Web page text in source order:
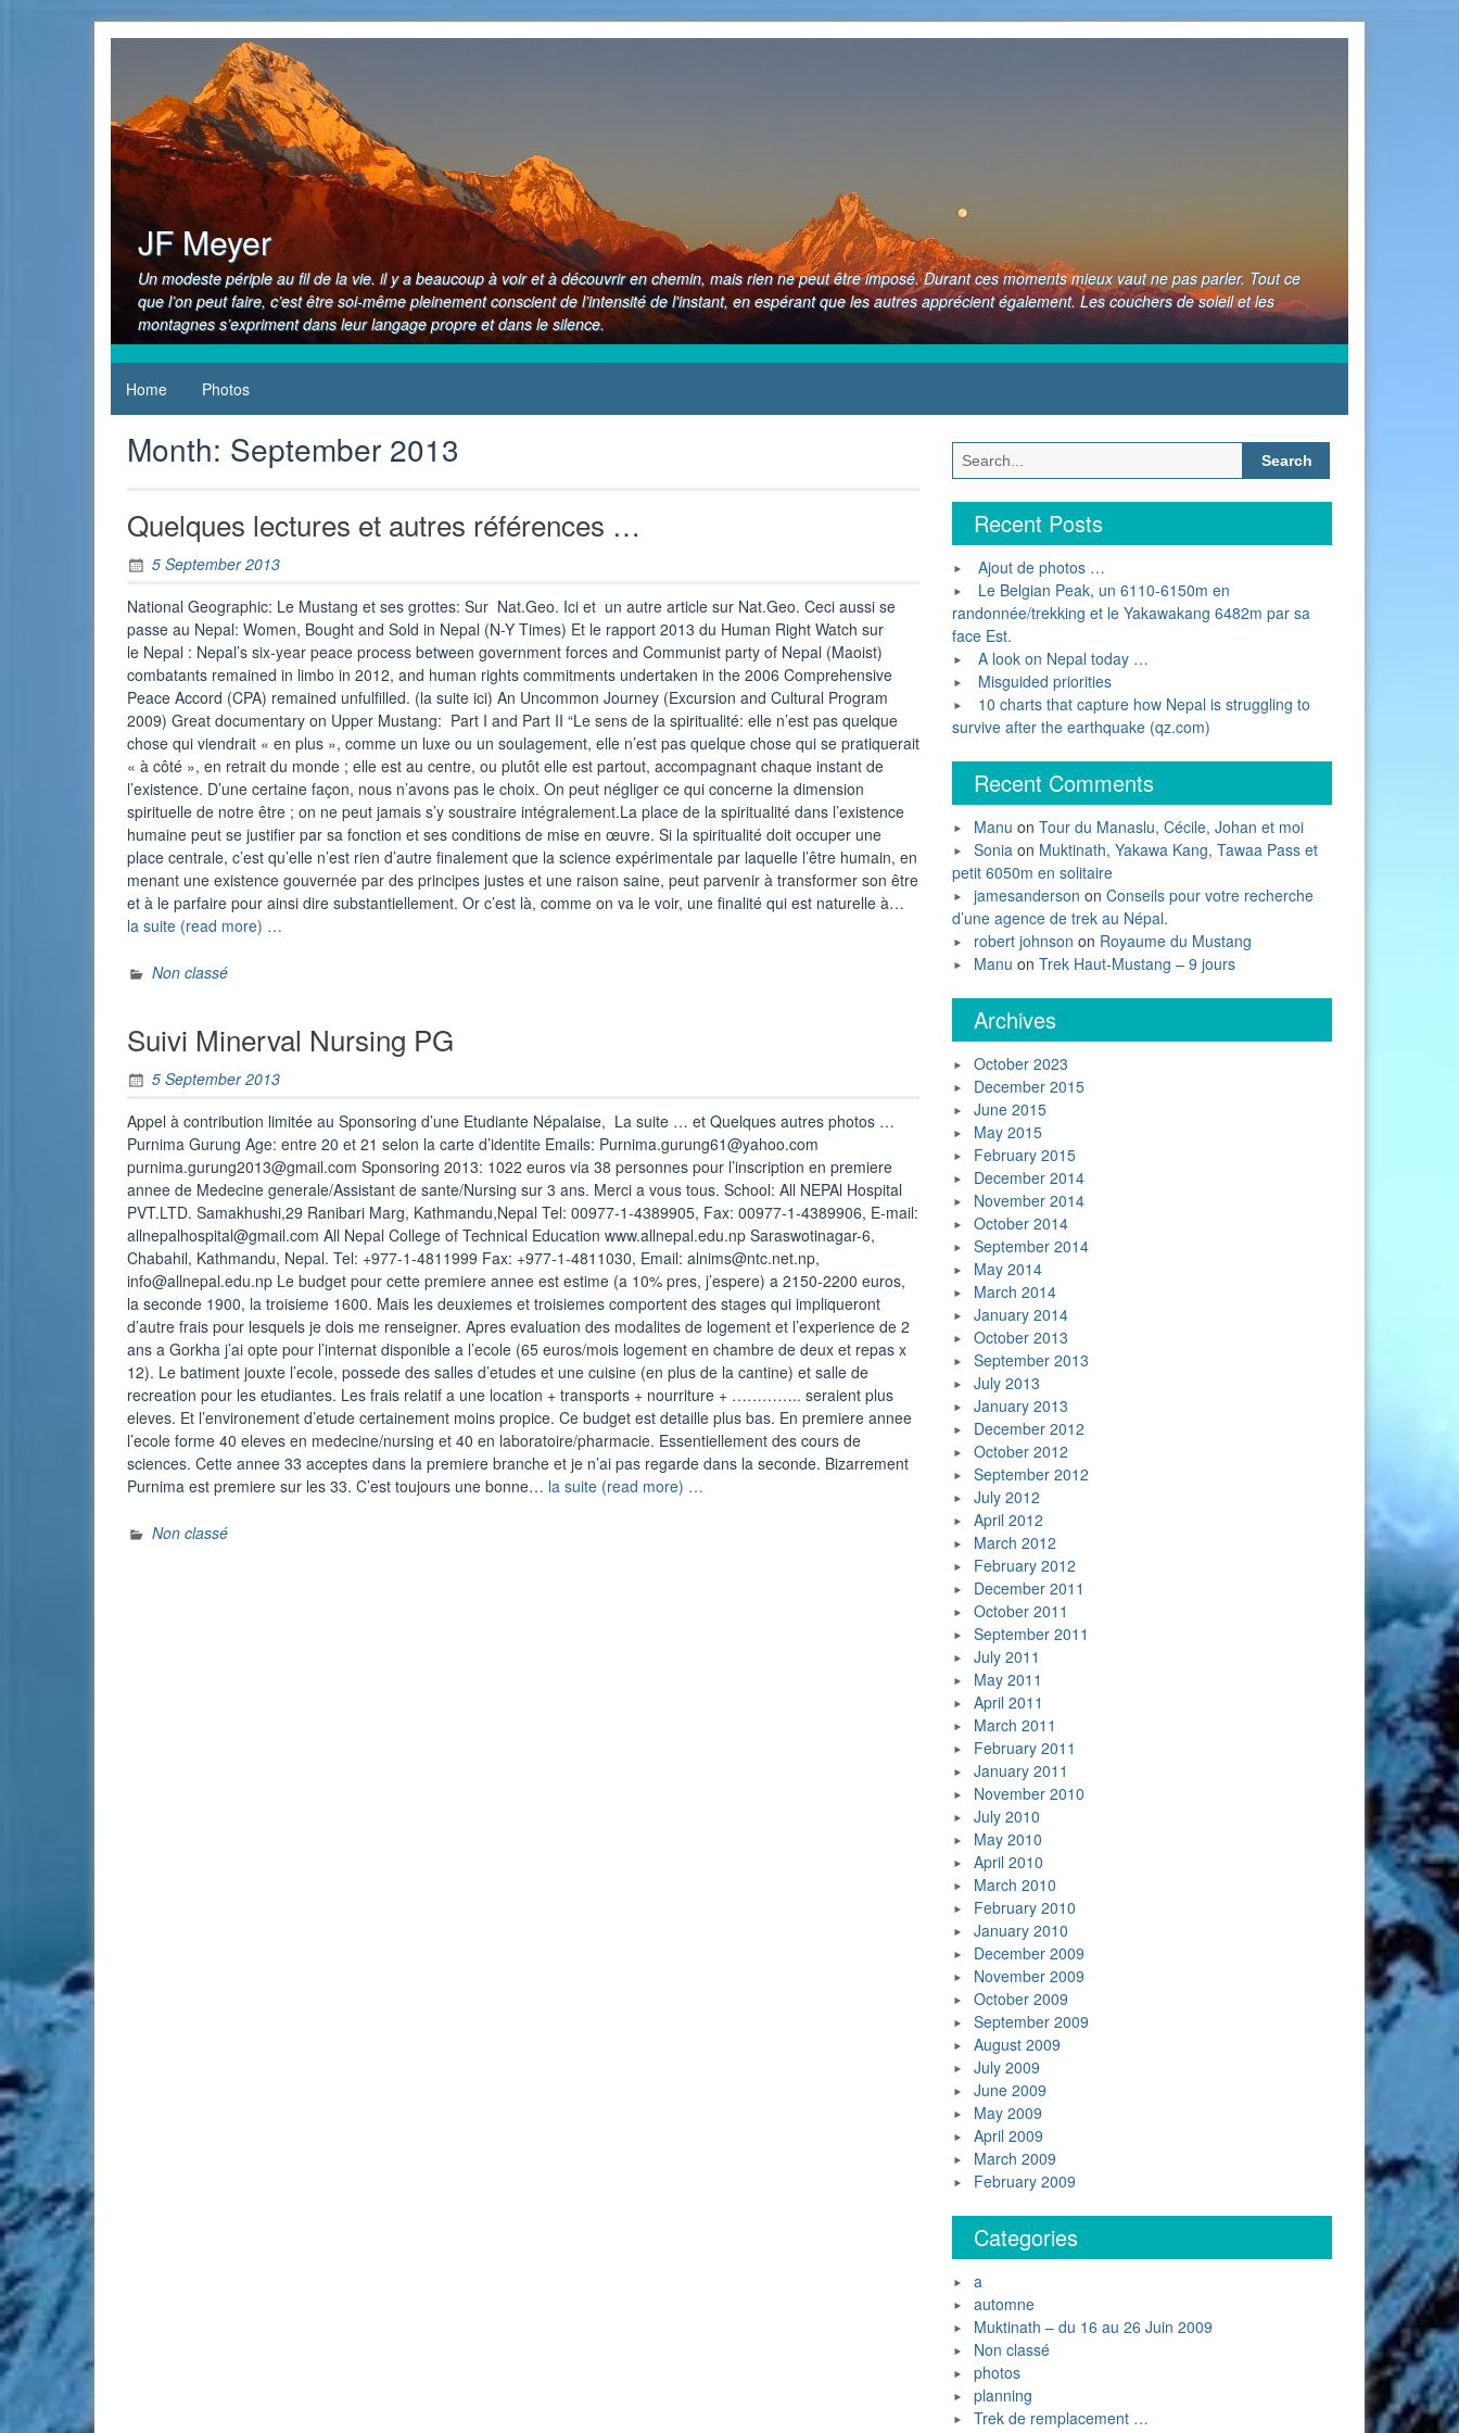
JF Meyer
Un modeste périple au fil de la vie. il y a beaucoup à voir et à découvrir en chemin, mais rien ne peut être imposé. Durant ces moments mieux vaut ne pas parler. Tout ce
que l’on peut faire, c’est être soi-même pleinement conscient de l’intensité de l'instant, en espérant que les autres apprécient également. Les couchers de soleil et les
montagnes s’expriment dans leur langage propre et dans le silence.
Home Photos
Month: September 2013
Quelques lectures et autres références …
5 September 2013
National Geographic: Le Mustang et ses grottes: Sur Nat.Geo. Ici et un autre article sur Nat.Geo. Ceci aussi se
passe au Nepal: Women, Bought and Sold in Nepal (N-Y Times) Et le rapport 2013 du Human Right Watch sur
le Nepal : Nepal’s six-year peace process between government forces and Communist party of Nepal (Maoist)
combatants remained in limbo in 2012, and human rights commitments undertaken in the 2006 Comprehensive
Peace Accord (CPA) remained unfulfilled. (la suite ici) An Uncommon Journey (Excursion and Cultural Program
2009) Great documentary on Upper Mustang: Part I and Part II “Le sens de la spiritualité: elle n’est pas quelque
chose qui viendrait « en plus », comme un luxe ou un soulagement, elle n’est pas quelque chose qui se pratiquerait
« à côté », en retrait du monde ; elle est au centre, ou plutôt elle est partout, accompagnant chaque instant de
l’existence. D’une certaine façon, nous n’avons pas le choix. On peut négliger ce qui concerne la dimension
spirituelle de notre être ; on ne peut jamais s’y soustraire intégralement.La place de la spiritualité dans l’existence
humaine peut se justifier par sa fonction et ses conditions de mise en œuvre. Si la spiritualité doit occuper une
place centrale, c’est qu’elle n’est rien d’autre finalement que la science expérimentale par laquelle l’être humain, en
menant une existence gouvernée par des principes justes et une raison saine, peut parvenir à transformer son être
et à le parfaire pour ainsi dire substantiellement. Or c’est là, comme on va le voir, une finalité qui est naturelle à…
la suite (read more) …
…”
Non classé
Suivi Minerval Nursing PG
5 September 2013
Appel à contribution limitée au Sponsoring d’une Etudiante Népalaise, La suite … et Quelques autres photos …
Purnima Gurung Age: entre 20 et 21 selon la carte d’identite Emails: Purnima.gurung61@yahoo.com
purnima.gurung2013@gmail.com Sponsoring 2013: 1022 euros via 38 personnes pour l’inscription en premiere
annee de Medecine generale/Assistant de sante/Nursing sur 3 ans. Merci a vous tous. School: All NEPAl Hospital
PVT.LTD. Samakhushi,29 Ranibari Marg, Kathmandu,Nepal Tel: 00977-1-4389905, Fax: 00977-1-4389906, E-mail:
allnepalhospital@gmail.com All Nepal College of Technical Education www.allnepal.edu.np Saraswotinagar-6,
Chabahil, Kathmandu, Nepal. Tel: +977-1-4811999 Fax: +977-1-4811030, Email: alnims@ntc.net.np,
info@allnepal.edu.np Le budget pour cette premiere annee est estime (a 10% pres, j’espere) a 2150-2200 euros,
la seconde 1900, la troisieme 1600. Mais les deuxiemes et troisiemes comportent des stages qui impliqueront
d’autre frais pour lesquels je dois me renseigner. Apres evaluation des modalites de logement et l’experience de 2
ans a Gorkha j’ai opte pour l’internat disponible a l’ecole (65 euros/mois logement en chambre de deux et repas x
12). Le batiment jouxte l’ecole, possede des salles d’etudes et une cuisine (en plus de la cantine) et salle de
recreation pour les etudiantes. Les frais relatif a une location + transports + nourriture + ………….. seraient plus
eleves. Et l’environement d’etude certainement moins propice. Ce budget est detaille plus bas. En premiere annee
l’ecole forme 40 eleves en medecine/nursing et 40 en laboratoire/pharmacie. Essentiellement des cours de
sciences. Cette annee 33 acceptes dans la premiere branche et je n’ai pas regarde dans la seconde. Bizarrement
Purnima est premiere sur les 33. C’est toujours une bonne… la suite (read more) …
Non classé
Search
for:
Recent Posts
Ajout de photos …
Le Belgian Peak, un 6110-6150m en
randonnée/trekking et le Yakawakang 6482m par sa
face Est.
A look on Nepal today …
Misguided priorities
10 charts that capture how Nepal is struggling to
survive after the earthquake (qz.com)
Recent Comments
Manu on Tour du Manaslu, Cécile, Johan et moi
Sonia on Muktinath, Yakawa Kang, Tawaa Pass et
petit 6050m en solitaire
jamesanderson on Conseils pour votre recherche
d’une agence de trek au Népal.
robert johnson on Royaume du Mustang
Manu on Trek Haut-Mustang – 9 jours
Archives
October 2023
December 2015
June 2015
May 2015
February 2015
December 2014
November 2014
October 2014
September 2014
May 2014
March 2014
January 2014
October 2013
September 2013
July 2013
January 2013
December 2012
October 2012
September 2012
July 2012
April 2012
March 2012
February 2012
December 2011
October 2011
September 2011
July 2011
May 2011
April 2011
March 2011
February 2011
January 2011
November 2010
July 2010
May 2010
April 2010
March 2010
February 2010
January 2010
December 2009
November 2009
October 2009
September 2009
August 2009
July 2009
June 2009
May 2009
April 2009
March 2009
February 2009
Categories
a
automne
Muktinath – du 16 au 26 Juin 2009
Non classé
photos
planning
Trek de remplacement …